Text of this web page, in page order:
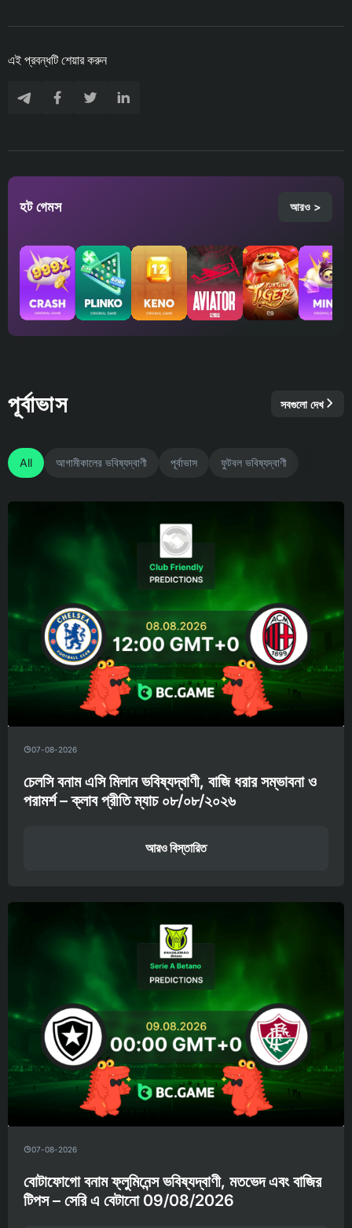
এই প্রবন্ধটি শেয়ার করুন
হট গেমস আরও >
পূর্বাভাস সবগুলো দেখ
All আগামীকালের ভবিষ্যদ্বাণী পূর্বাভাস ফুটবল ভবিষ্যদ্বাণী
07-08-2026
চেলসি বনাম এসি মিলান ভবিষ্যদ্বাণী, বাজি ধরার সম্ভাবনা ও
পরামর্শ – ক্লাব প্রীতি ম্যাচ ০৮/০৮/২০২৬
আরও বিস্তারিত
07-08-2026
বোটাফোগো বনাম ফ্লুমিনেন্স ভবিষ্যদ্বাণী, মতভেদ এবং বাজির
টিপস – সেরি এ বেটানো 09/08/2026